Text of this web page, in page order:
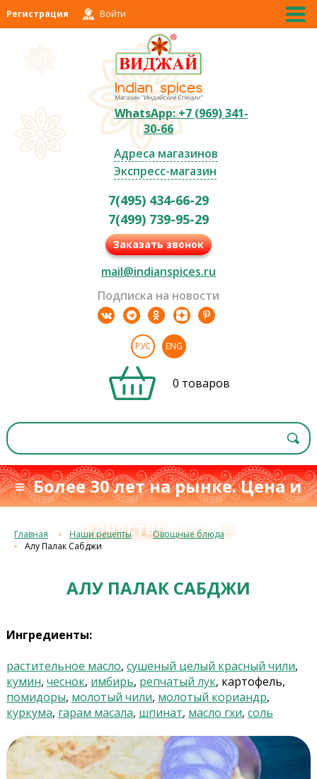
Регистрация Войти
WhatsApp: +7 (969) 341-
30-66
Адреса магазинов
Экспресс-магазин
7(495) 434-66-29
7(499) 739-95-29
Заказать звонок
mail@indianspices.ru
Подписка на новости
РУС ENG
0 товаров
≡ Более 30 лет на рынке. Цена и
качествос 1993 г.≡
Главная Наши рецепты
Овощные блюда
Алу Палак Сабджи
АЛУ ПАЛАК САБДЖИ
Ингредиенты:
растительное масло, сушеный целый красный чили,
кумин, чеснок, имбирь, репчатый лук, картофель,
помидоры, молотый чили, молотый кориандр,
куркума, гарам масала, шпинат, масло гхи, соль